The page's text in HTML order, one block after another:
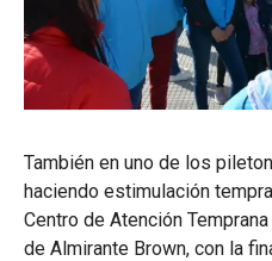
También en uno de los
haciendo estimulación
Centro de Atención
de Almirante Brown, con la